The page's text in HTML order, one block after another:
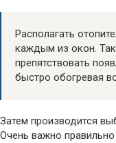
Располагать
каждым из окон.
препятствовать
быстро обогревая
Затем производится
Очень важно